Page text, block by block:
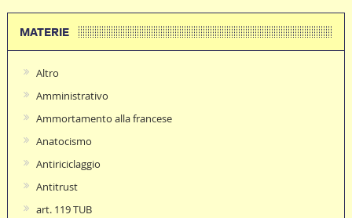
MATERIE
Altro
Amministrativo
Ammortamento alla francese
Anatocismo
Antiriciclaggio
Antitrust
art. 119 TUB